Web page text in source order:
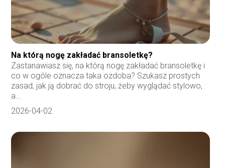
Na którą nogę zakładać bransoletkę?
Zastanawiasz się, na którą nogę zakładać bransoletkę i
co w ogóle oznacza taka ozdoba? Szukasz prostych
zasad, jak ją dobrać do stroju, żeby wyglądać stylowo,
a...
2026-04-02